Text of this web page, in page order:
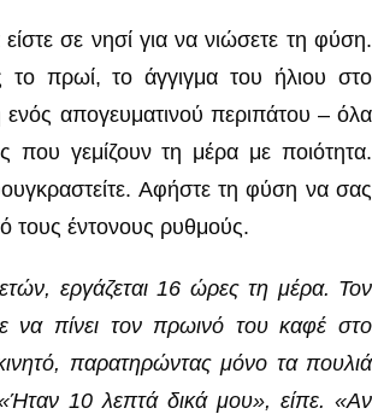
είστε σε νησί για να νιώσετε τη φύση.
το πρωί, το άγγιγμα του ήλιου στο
απογευματινού περιπάτου – όλα
που γεμίζουν τη μέρα με ποιότητα.
Αφήστε τη φύση να σας
τους έντονους ρυθμούς.
εργάζεται 16 ώρες τη μέρα. Τον
να πίνει τον πρωινό του καφέ στο
παρατηρώντας μόνο τα πουλιά
10 λεπτά δικά μου», είπε. «Αν